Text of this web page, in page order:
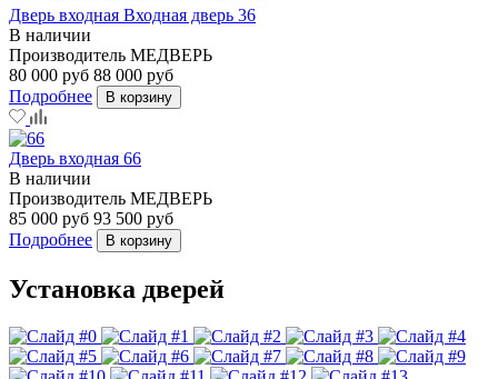
Дверь входная Входная дверь 36
В наличии
Производитель МЕДВЕРЬ
80 000 руб 88 000 руб
Подробнее
В корзину
Дверь входная 66
В наличии
Производитель МЕДВЕРЬ
85 000 руб 93 500 руб
Подробнее
В корзину
Установка дверей